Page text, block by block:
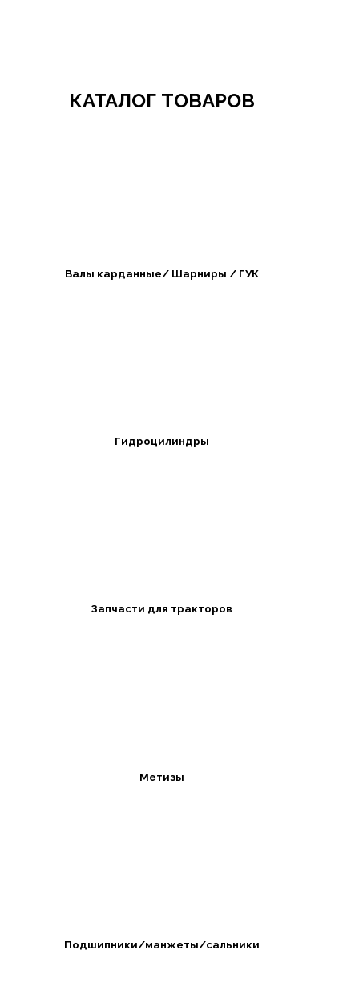
КАТАЛОГ ТОВАРОВ
Валы карданные/ Шарниры / ГУК
Гидроцилиндры
Запчасти для тракторов
Метизы
Подшипники/манжеты/сальники